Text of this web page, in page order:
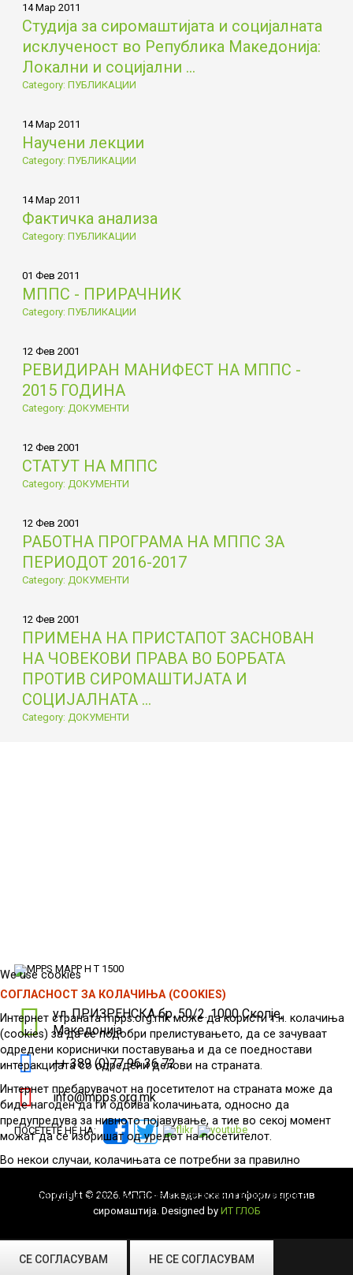
14 Мар 2011
Студија за сиромаштијата и социјалната
исклученост во Република Македонија:
Локални и социјални ...
Category: ПУБЛИКАЦИИ
14 Мар 2011
Научени лекции
Category: ПУБЛИКАЦИИ
14 Мар 2011
Фактичка анализа
Category: ПУБЛИКАЦИИ
01 Фев 2011
МППС - ПРИРАЧНИК
Category: ПУБЛИКАЦИИ
12 Фев 2001
РЕВИДИРАН МАНИФЕСТ НА МППС -
2015 ГОДИНА
Category: ДОКУМЕНТИ
12 Фев 2001
СТАТУТ НА МППС
Category: ДОКУМЕНТИ
12 Фев 2001
РАБОТНА ПРОГРАМА НА МППС ЗА
ПЕРИОДОТ 2016-2017
Category: ДОКУМЕНТИ
12 Фев 2001
ПРИМЕНА НА ПРИСТАПОТ ЗАСНОВАН
НА ЧОВЕКОВИ ПРАВА ВО БОРБАТА
ПРОТИВ СИРОМАШТИЈАТА И
СОЦИЈАЛНАТА ...
Category: ДОКУМЕНТИ
ул. ПРИЗРЕНСКА бр. 50/2. 1000 Скопје,
Македонија
++ 389 (0)77 96 36 72
info@mpps.org.mk
ПОСЕТЕТЕ НÉ НА:
Copyright © 2026. МППС - Македонска платформа против
сиромаштија. Designed by ИТ ГЛОБ
We use cookies
СОГЛАСНОСТ ЗА КОЛАЧИЊА (COOKIES)
Интернет страната mpps.org.mk може да користи т.н. колачиња
(cookies) за да се подобри прелистувањето, да се зачуваат
одредени кориснички поставувања и да се поедностави
интеракцијата со одредени делови на страната.
Интернет пребарувачот на посетителот на страната може да
биде нагоден да ги одбива колачињата, односно да
предупредува за нивното појавување, а тие во секој момент
можат да се избришат од уредот на посетителот.
Во некои случаи, колачињата се потребни за правилно
Изберете дали се согласувате да се користат колачиња
СЕ СОГЛАСУВАМ НЕ СЕ СОГЛАСУВАМ